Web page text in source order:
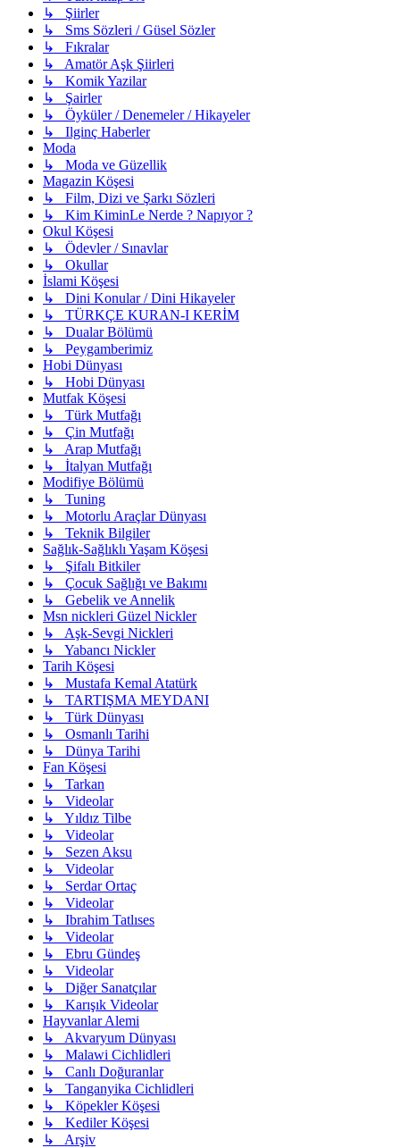
↳ Şiirler
↳ Sms Sözleri / Güsel Sözler
↳ Fıkralar
↳ Amatör Aşk Şiirleri
↳ Komik Yazilar
↳ Şairler
↳ Öyküler / Denemeler / Hikayeler
↳ Ilginç Haberler
Moda
↳ Moda ve Güzellik
Magazin Köşesi
↳ Film, Dizi ve Şarkı Sözleri
↳ Kim KiminLe Nerde ? Napıyor ?
Okul Köşesi
↳ Ödevler / Sınavlar
↳ Okullar
İslami Köşesi
↳ Dini Konular / Dini Hikayeler
↳ TÜRKÇE KURAN-I KERİM
↳ Dualar Bölümü
↳ Peygamberimiz
Hobi Dünyası
↳ Hobi Dünyası
Mutfak Köşesi
↳ Türk Mutfağı
↳ Çin Mutfağı
↳ Arap Mutfağı
↳ İtalyan Mutfağı
Modifiye Bölümü
↳ Tuning
↳ Motorlu Araçlar Dünyası
↳ Teknik Bilgiler
Sağlık-Sağlıklı Yaşam Köşesi
↳ Şifalı Bitkiler
↳ Çocuk Sağlığı ve Bakımı
↳ Gebelik ve Annelik
Msn nickleri Güzel Nickler
↳ Aşk-Sevgi Nickleri
↳ Yabancı Nickler
Tarih Köşesi
↳ Mustafa Kemal Atatürk
↳ TARTIŞMA MEYDANI
↳ Türk Dünyası
↳ Osmanlı Tarihi
↳ Dünya Tarihi
Fan Köşesi
↳ Tarkan
↳ Videolar
↳ Yıldız Tilbe
↳ Videolar
↳ Sezen Aksu
↳ Videolar
↳ Serdar Ortaç
↳ Videolar
↳ Ibrahim Tatlıses
↳ Videolar
↳ Ebru Gündeş
↳ Videolar
↳ Diğer Sanatçılar
↳ Karışık Videolar
Hayvanlar Alemi
↳ Akvaryum Dünyası
↳ Malawi Cichlidleri
↳ Canlı Doğuranlar
↳ Tanganyika Cichlidleri
↳ Köpekler Köşesi
↳ Kediler Köşesi
↳ Arşiv